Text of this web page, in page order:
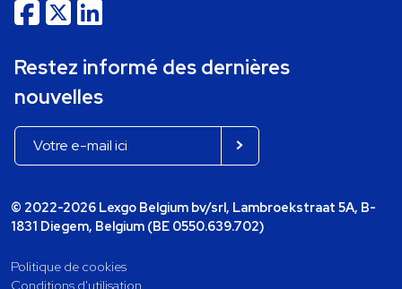
Restez informé des dernières
nouvelles
© 2022-2026 Lexgo Belgium bv/srl, Lambroekstraat 5A, B-
1831 Diegem, Belgium (BE 0550.639.702)
Politique de cookies
Conditions d'utilisation